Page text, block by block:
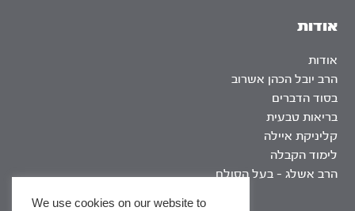
אודות
אודות
הרב יובל הכהן אשרוב
בסוד הדברים
בריאות טבעית
קליניקת איילה
לימוד הקבלה
הרב אשלג – בעל הסולם
We use cookies on our website to